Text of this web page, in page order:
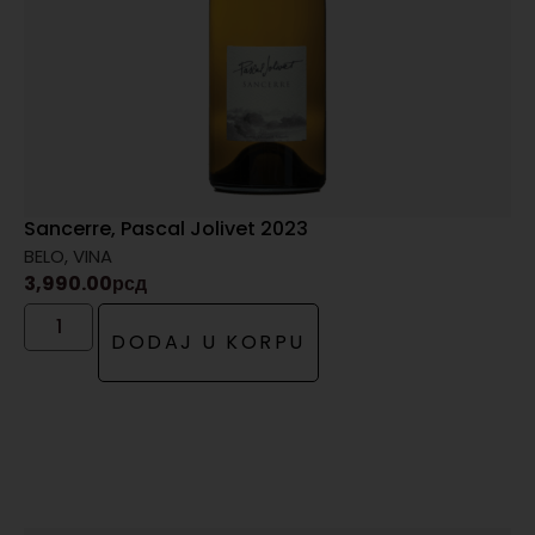
Sancerre, Pascal Jolivet 2023
BELO, VINA
3,990.00рсд
DODAJ U KORPU